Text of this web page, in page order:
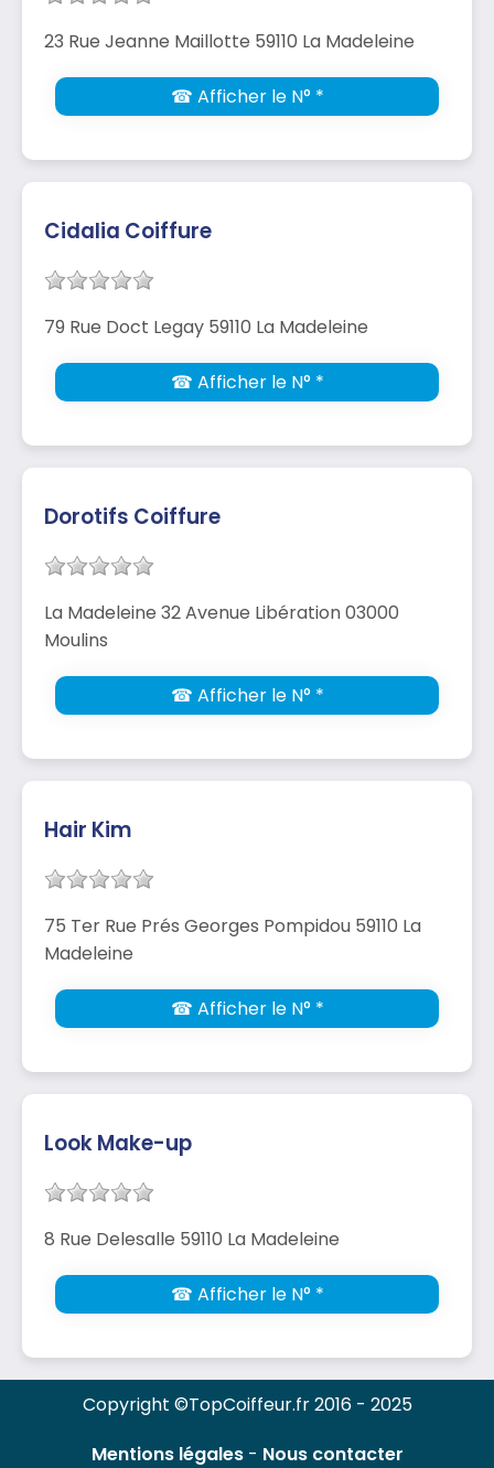
23 Rue Jeanne Maillotte 59110 La Madeleine
☎ Afficher le N° *
Cidalia Coiffure
79 Rue Doct Legay 59110 La Madeleine
☎ Afficher le N° *
Dorotifs Coiffure
La Madeleine 32 Avenue Libération 03000
Moulins
☎ Afficher le N° *
Hair Kim
75 Ter Rue Prés Georges Pompidou 59110 La
Madeleine
☎ Afficher le N° *
Look Make-up
8 Rue Delesalle 59110 La Madeleine
☎ Afficher le N° *
Copyright ©TopCoiffeur.fr 2016 - 2025
Mentions légales- Nous contacter